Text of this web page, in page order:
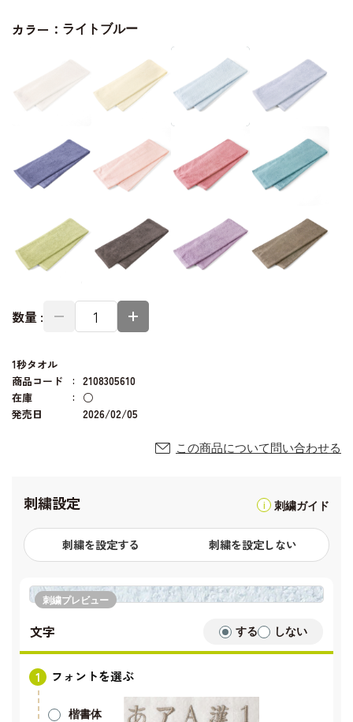
カラー： ライトブルー
数量 :
1秒タオル
商品コード
2108305610
在庫
○
発売日
2026/02/05
この商品について問い合わせる
刺繍設定 刺繍ガイド
刺繍を設定する 刺繍を設定しない
刺繍プレビュー
文字 する しない
フォントを選ぶ
楷書体